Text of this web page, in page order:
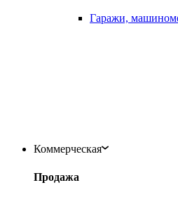
Гаражи,
Коммерческая
Продажа